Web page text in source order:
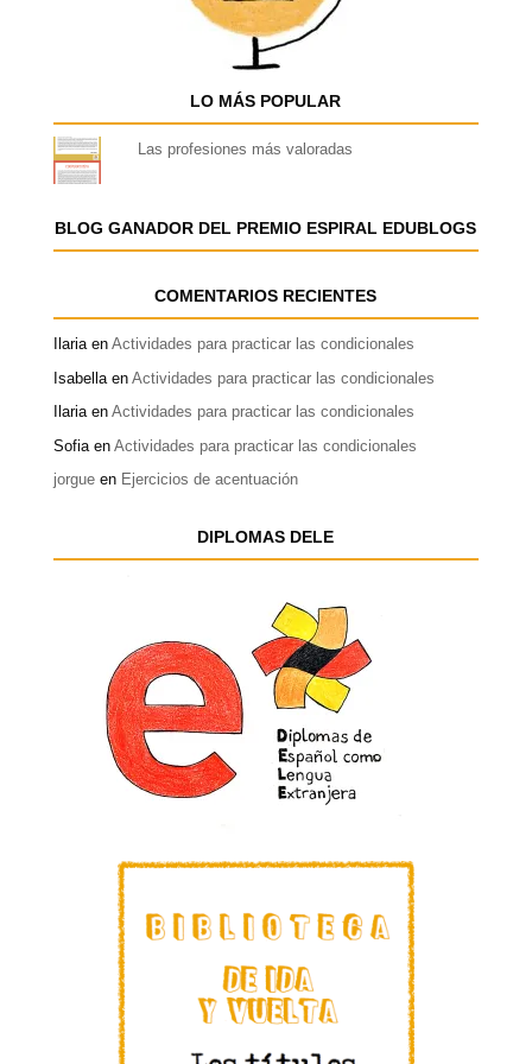
LO MÁS POPULAR
Las profesiones más valoradas
BLOG GANADOR DEL PREMIO ESPIRAL EDUBLOGS
COMENTARIOS RECIENTES
Ilariaen Actividades para practicar las condicionales
Isabellaen Actividades para practicar las condicionales
Ilariaen Actividades para practicar las condicionales
Sofiaen Actividades para practicar las condicionales
jorgueen Ejercicios de acentuación
DIPLOMAS DELE